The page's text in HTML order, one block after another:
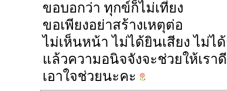
ขอบอกว่า ทุกข์ก็ไม่เที่ยง
ขอเพียงอย่าสร้างเหตุต่อ
ไม่เห็นหน้า ไม่ได้ยินเสียง ไม่ไ
แล้วความอนิจจังจะช่วยให้เรา
เอาใจช่วยนะคะ